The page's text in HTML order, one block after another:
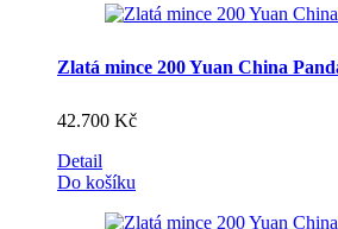
Zlatá mince 200 Yuan China
42.700 Kč
Detail
Do košíku